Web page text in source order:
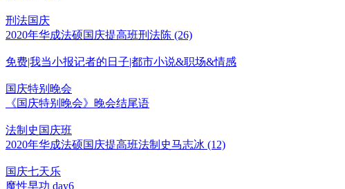
刑法国庆
2020年华成法硕国庆提高班刑法陈 (26)
免费|我当小报记者的日子|都市小说&职场&情感
国庆特别晚会
《国庆特别晚会》晚会结尾语
法制史国庆班
2020年华成法硕国庆提高班法制史马志冰 (12)
国庆七天乐
魔性早功 day6